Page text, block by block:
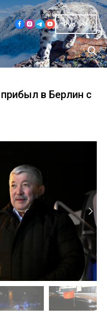
Рус
в Берлин с